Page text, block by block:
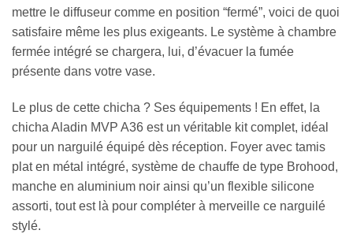
mettre le diffuseur comme en position “fermé”, voici de quoi
satisfaire même les plus exigeants. Le système à chambre
fermée intégré se chargera, lui, d’évacuer la fumée
présente dans votre vase.
Le plus de cette chicha ? Ses équipements ! En effet, la
chicha Aladin MVP A36 est un véritable kit complet, idéal
pour un narguilé équipé dès réception. Foyer avec tamis
plat en métal intégré, système de chauffe de type Brohood,
manche en aluminium noir ainsi qu’un flexible silicone
assorti, tout est là pour compléter à merveille ce narguilé
stylé.